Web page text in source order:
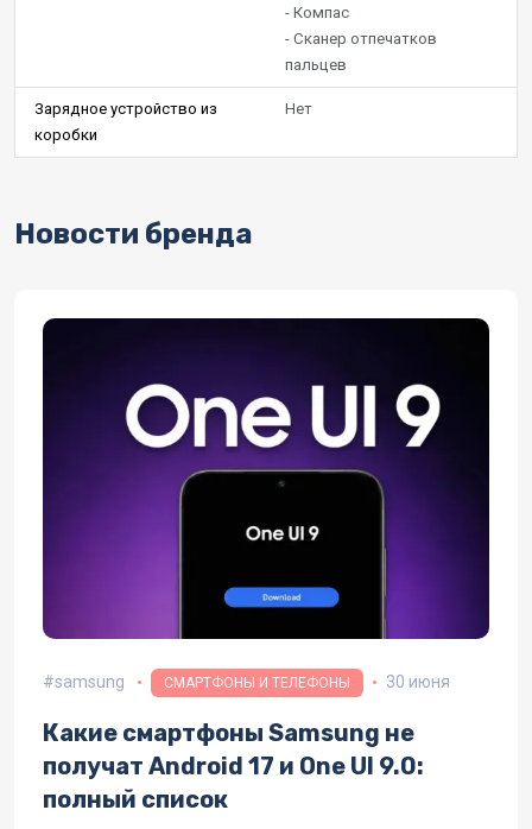
- Компас
- Сканер отпечатков
пальцев
Зарядное устройство из
коробки
Нет
Новости бренда
samsung СМАРТФОНЫ И ТЕЛЕФОНЫ 30 июня
Какие смартфоны Samsung не
получат Android 17 и One UI 9.0:
полный список